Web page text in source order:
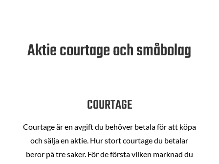
Aktie courtage och småbolag
COURTAGE
Courtage är en avgift du behöver betala för att köpa
och sälja en aktie. Hur stort courtage du betalar
beror på tre saker. För de första vilken marknad du